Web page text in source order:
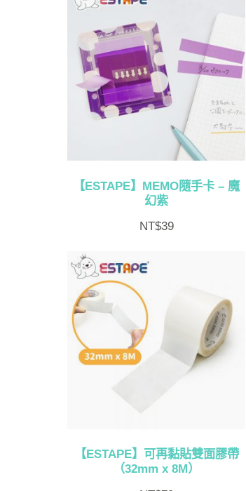
【ESTAPE】MEMO隨手卡 – 魔
幻紫
NT$39
【ESTAPE】可再黏貼雙面膠帶
（32mm x 8M）